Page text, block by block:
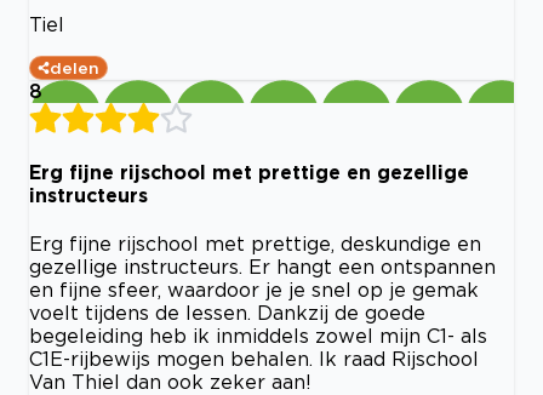
Tiel
delen
8
Erg fijne rijschool met prettige en gezellige
instructeurs
Erg fijne rijschool met prettige, deskundige en
gezellige instructeurs. Er hangt een ontspannen
en fijne sfeer, waardoor je je snel op je gemak
voelt tijdens de lessen. Dankzij de goede
begeleiding heb ik inmiddels zowel mijn C1- als
C1E-rijbewijs mogen behalen. Ik raad Rijschool
Van Thiel dan ook zeker aan!